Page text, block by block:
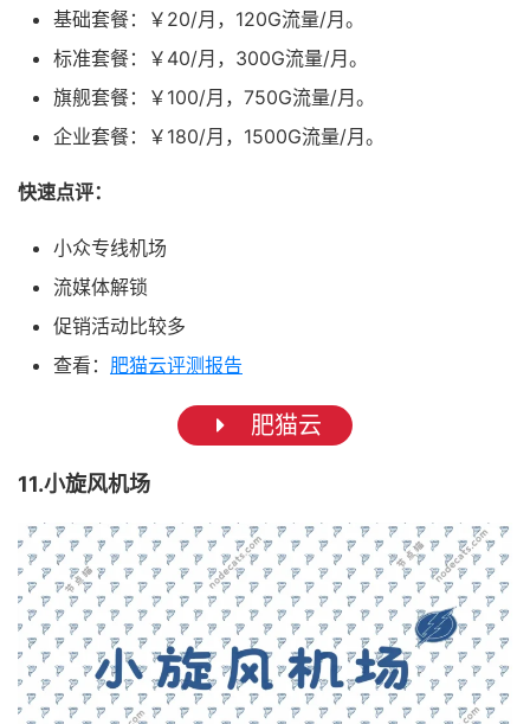
基础套餐：￥20/月，120G流量/月。
标准套餐：￥40/月，300G流量/月。
旗舰套餐：￥100/月，750G流量/月。
企业套餐：￥180/月，1500G流量/月。
快速点评：
小众专线机场
流媒体解锁
促销活动比较多
查看： 肥猫云评测报告
肥猫云
11.小旋风机场